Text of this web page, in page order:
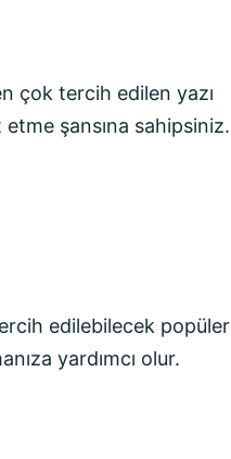
çok tercih edilen yazı
şansına sahipsiniz.
edilebilecek popüler
yardımcı olur.